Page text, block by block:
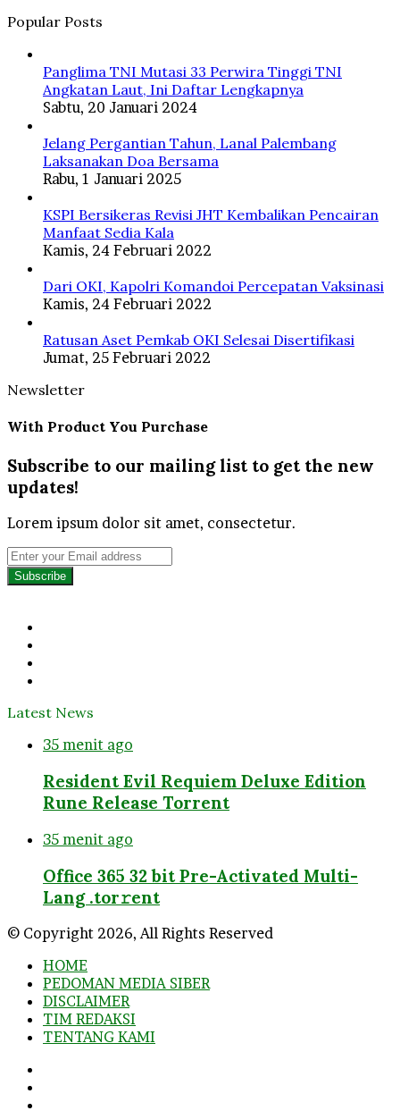
Popular Posts
Panglima TNI Mutasi 33 Perwira Tinggi TNI
Angkatan Laut, Ini Daftar Lengkapnya
Sabtu, 20 Januari 2024
Jelang Pergantian Tahun, Lanal Palembang
Laksanakan Doa Bersama
Rabu, 1 Januari 2025
KSPI Bersikeras Revisi JHT Kembalikan Pencairan
Manfaat Sedia Kala
Kamis, 24 Februari 2022
Dari OKI, Kapolri Komandoi Percepatan Vaksinasi
Kamis, 24 Februari 2022
Ratusan Aset Pemkab OKI Selesai Disertifikasi
Jumat, 25 Februari 2022
Newsletter
With Product You Purchase
Subscribe to our mailing list to get the new
updates!
Lorem ipsum dolor sit amet, consectetur.
Enter
your
Email
Latest News
35 menit ago
Resident Evil Requiem Deluxe Edition
Rune Release Torrent
35 menit ago
Office 365 32 bit Pre-Activated Multi-
Lang .tоr𝚛еnt
© Copyright 2026, All Rights Reserved
HOME
PEDOMAN MEDIA SIBER
DISCLAIMER
TIM REDAKSI
TENTANG KAMI